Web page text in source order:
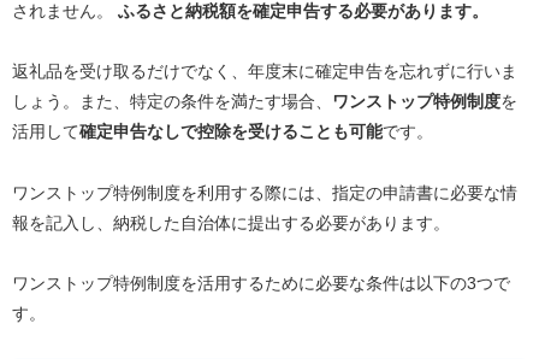
されません。
ふるさと納税額を確定申告する必要があります。
返礼品を受け取るだけでなく、年度末に確定申告を忘れずに行いま
しょう。また、特定の条件を満たす場合、
ワンストップ特例制度を
活用して確定申告なしで控除を受けることも可能です。
ワンストップ特例制度を利用する際には、指定の申請書に必要な情
報を記入し、納税した自治体に提出する必要があります。
ワンストップ特例制度を活用するために必要な条件は以下の3つで
す。